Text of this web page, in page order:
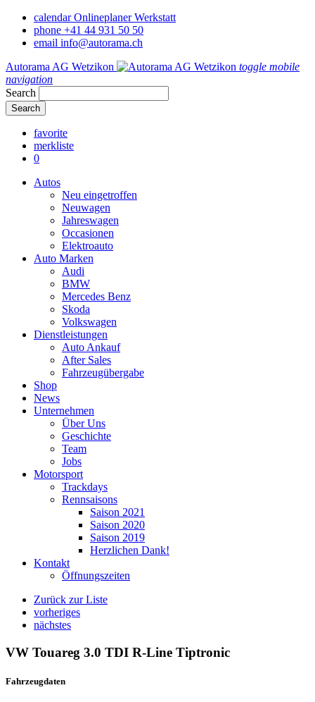
calendar Onlineplaner Werkstatt
phone +41 44 931 50 50
email info@autorama.ch
Autorama AG Wetzikon
toggle mobile
navigation
Search
favorite
merkliste
0
Autos
Neu eingetroffen
Neuwagen
Jahreswagen
Occasionen
Elektroauto
Auto Marken
Audi
BMW
Mercedes Benz
Skoda
Volkswagen
Dienstleistungen
Auto Ankauf
After Sales
Fahrzeugübergabe
Shop
News
Unternehmen
Über Uns
Geschichte
Team
Jobs
Motorsport
Trackdays
Rennsaisons
Saison 2021
Saison 2020
Saison 2019
Herzlichen Dank!
Kontakt
Öffnungszeiten
Zurück zur Liste
vorheriges
nächstes
VW Touareg 3.0 TDI R-Line Tiptronic
Fahrzeugdaten